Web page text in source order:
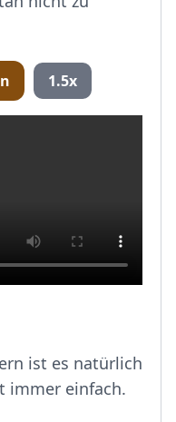
1.5x
ist es natürlich
immer einfach.